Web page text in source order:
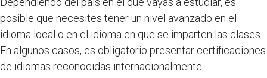
posible que necesites tener un nivel avanzado en el
idioma local o en el idioma en que se imparten las clases.
En algunos casos, es obligatorio presentar certificaciones
de idiomas reconocidas internacionalmente.